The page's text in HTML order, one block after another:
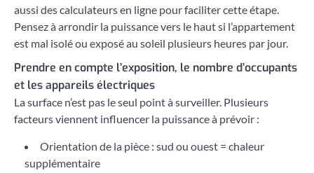
aussi des calculateurs en ligne pour faciliter cette étape.
Pensez à arrondir la puissance vers le haut si l’appartement
est mal isolé ou exposé au soleil plusieurs heures par jour.
Prendre en compte l’exposition, le nombre d’occupants
et les appareils électriques
La surface n’est pas le seul point à surveiller. Plusieurs
facteurs viennent influencer la puissance à prévoir :
Orientation de la pièce : sud ou ouest = chaleur
supplémentaire